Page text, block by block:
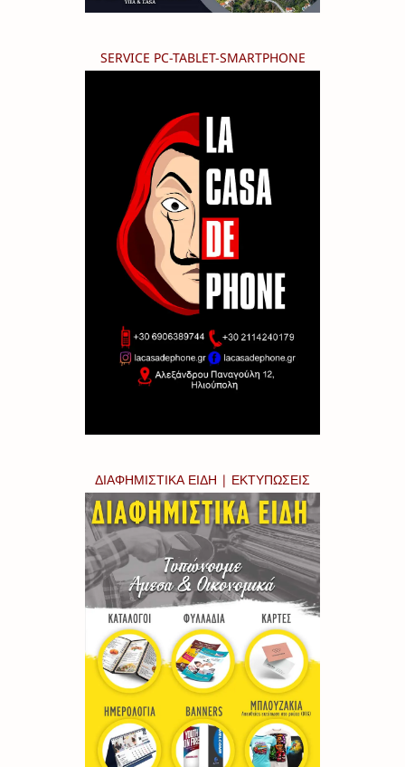
SERVICE PC-TABLET-SMARTPHONE
ΔΙΑΦΗΜΙΣΤΙΚΑ ΕΙΔΗ | ΕΚΤΥΠΩΣΕΙΣ